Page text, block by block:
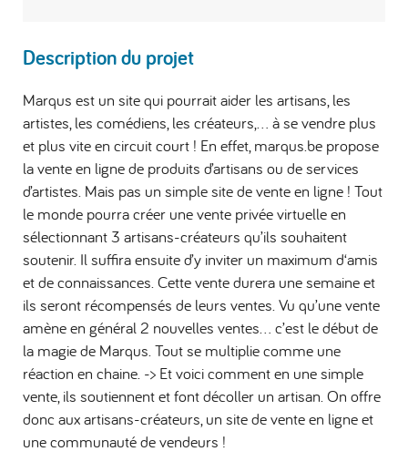
Description du projet
Marqus est un site qui pourrait aider les artisans, les
artistes, les comédiens, les créateurs,… à se vendre plus
et plus vite en circuit court ! En effet, marqus.be propose
la vente en ligne de produits d’artisans ou de services
d’artistes. Mais pas un simple site de vente en ligne ! Tout
le monde pourra créer une vente privée virtuelle en
sélectionnant 3 artisans-créateurs qu’ils souhaitent
soutenir. Il suffira ensuite d’y inviter un maximum d‘amis
et de connaissances. Cette vente durera une semaine et
ils seront récompensés de leurs ventes. Vu qu’une vente
amène en général 2 nouvelles ventes… c’est le début de
la magie de Marqus. Tout se multiplie comme une
réaction en chaine. -> Et voici comment en une simple
vente, ils soutiennent et font décoller un artisan. On offre
donc aux artisans-créateurs, un site de vente en ligne et
une communauté de vendeurs !